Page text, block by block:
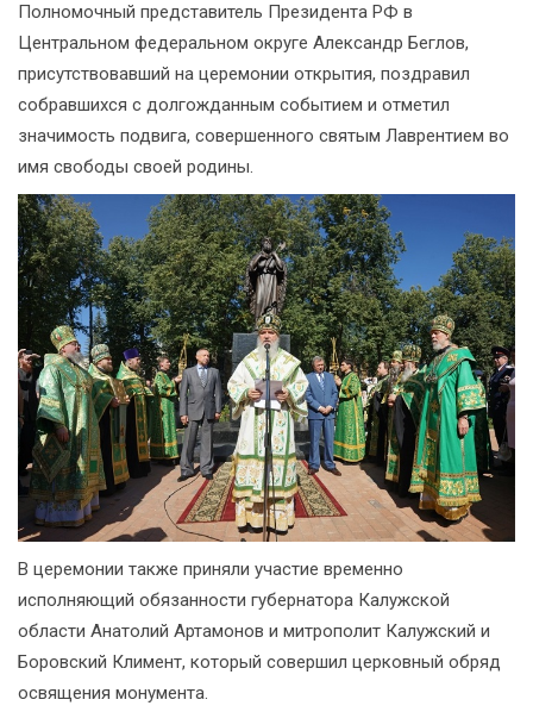
Полномочный представитель Президента РФ в
Центральном федеральном округе Александр Беглов,
присутствовавший на церемонии открытия, поздравил
собравшихся с долгожданным событием и отметил
значимость подвига, совершенного святым Лаврентием во
имя свободы своей родины.
В церемонии также приняли участие временно
исполняющий обязанности губернатора Калужской
области Анатолий Артамонов и митрополит Калужский и
Боровский Климент, который совершил церковный обряд
освящения монумента.